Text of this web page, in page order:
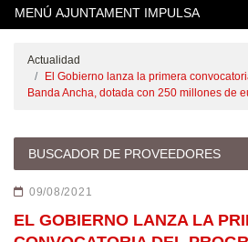
MENÚ AJUNTAMENT IMPULSA
Actualidad
El Gobierno lanza la primera
Banda Ancha, dotada con 250 millones de
BUSCADOR DE PROVEEDORES
09/08/2021
EL GOBIERNO LANZA LA